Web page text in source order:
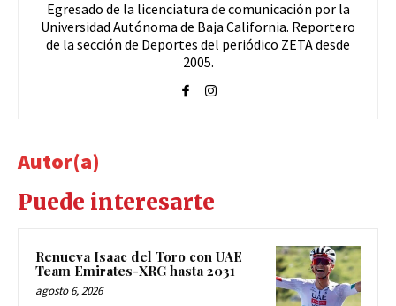
Egresado de la licenciatura de comunicación por la
Universidad Autónoma de Baja California. Reportero
de la sección de Deportes del periódico ZETA desde
2005.
Autor(a)
Puede interesarte
Renueva Isaac del Toro con UAE
Team Emirates-XRG hasta 2031
agosto 6, 2026